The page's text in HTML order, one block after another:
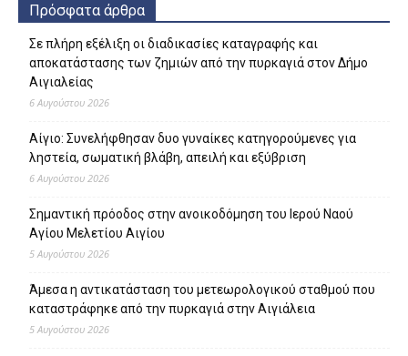
Πρόσφατα άρθρα
Σε πλήρη εξέλιξη οι διαδικασίες καταγραφής και
αποκατάστασης των ζημιών από την πυρκαγιά στον Δήμο
Αιγιαλείας
6 Αυγούστου 2026
Αίγιο: Συνελήφθησαν δυο γυναίκες κατηγορούμενες για
ληστεία, σωματική βλάβη, απειλή και εξύβριση
6 Αυγούστου 2026
Σημαντική πρόοδος στην ανοικοδόμηση του Ιερού Ναού
Αγίου Μελετίου Αιγίου
5 Αυγούστου 2026
Άμεσα η αντικατάσταση του μετεωρολογικού σταθμού που
καταστράφηκε από την πυρκαγιά στην Αιγιάλεια
5 Αυγούστου 2026